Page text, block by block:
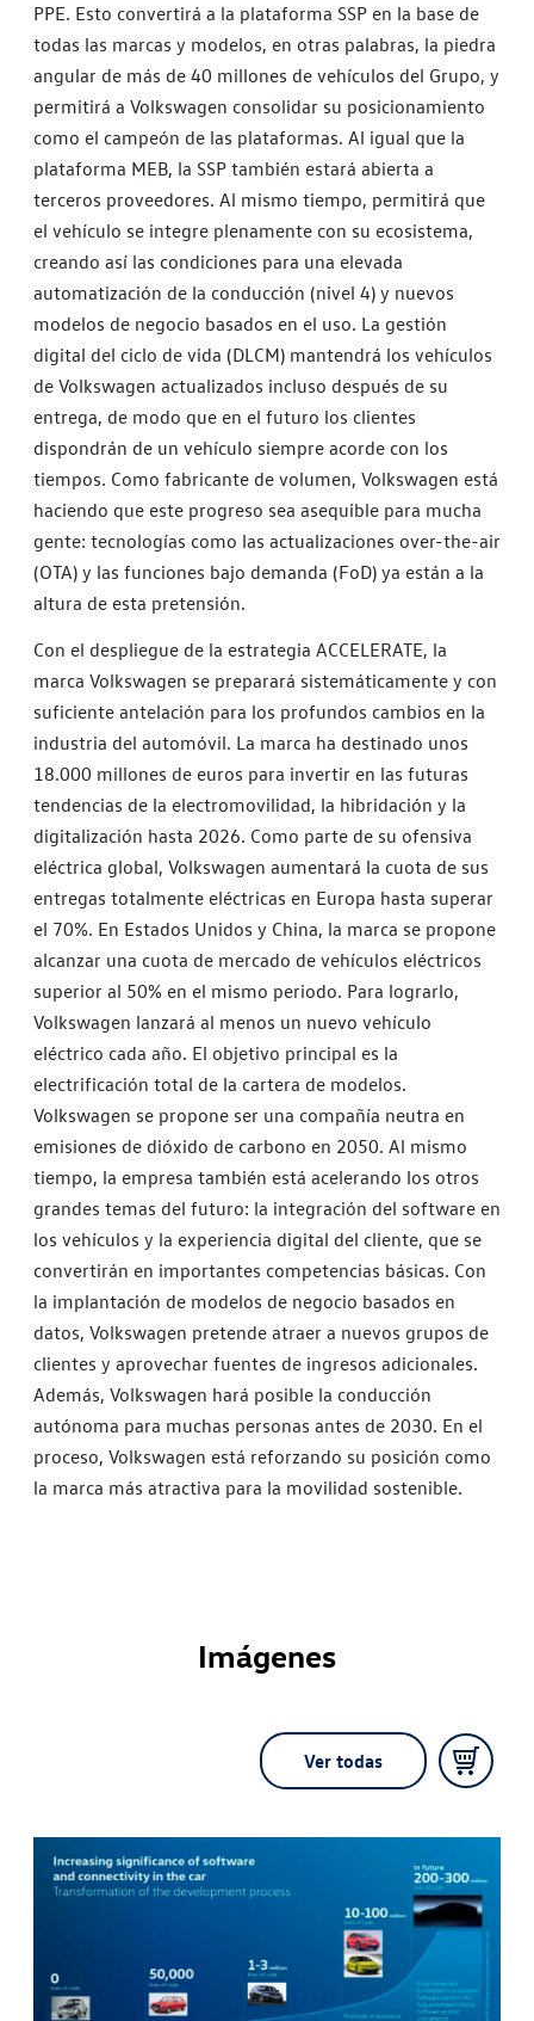
PPE. Esto convertirá a la plataforma SSP en la base de
todas las marcas y modelos, en otras palabras, la piedra
angular de más de 40 millones de vehículos del Grupo, y
permitirá a Volkswagen consolidar su posicionamiento
como el campeón de las plataformas. Al igual que la
plataforma MEB, la SSP también estará abierta a
terceros proveedores. Al mismo tiempo, permitirá que
el vehículo se integre plenamente con su ecosistema,
creando así las condiciones para una elevada
automatización de la conducción (nivel 4) y nuevos
modelos de negocio basados en el uso. La gestión
digital del ciclo de vida (DLCM) mantendrá los vehículos
de Volkswagen actualizados incluso después de su
entrega, de modo que en el futuro los clientes
dispondrán de un vehículo siempre acorde con los
tiempos. Como fabricante de volumen, Volkswagen está
haciendo que este progreso sea asequible para mucha
gente: tecnologías como las actualizaciones over-the-air
(OTA) y las funciones bajo demanda (FoD) ya están a la
altura de esta pretensión.
Con el despliegue de la estrategia ACCELERATE, la
marca Volkswagen se preparará sistemáticamente y con
suficiente antelación para los profundos cambios en la
industria del automóvil. La marca ha destinado unos
18.000 millones de euros para invertir en las futuras
tendencias de la electromovilidad, la hibridación y la
digitalización hasta 2026. Como parte de su ofensiva
eléctrica global, Volkswagen aumentará la cuota de sus
entregas totalmente eléctricas en Europa hasta superar
el 70%. En Estados Unidos y China, la marca se propone
alcanzar una cuota de mercado de vehículos eléctricos
superior al 50% en el mismo periodo. Para lograrlo,
Volkswagen lanzará al menos un nuevo vehículo
eléctrico cada año. El objetivo principal es la
electrificación total de la cartera de modelos.
Volkswagen se propone ser una compañía neutra en
emisiones de dióxido de carbono en 2050. Al mismo
tiempo, la empresa también está acelerando los otros
grandes temas del futuro: la integración del software en
los vehículos y la experiencia digital del cliente, que se
convertirán en importantes competencias básicas. Con
la implantación de modelos de negocio basados en
datos, Volkswagen pretende atraer a nuevos grupos de
clientes y aprovechar fuentes de ingresos adicionales.
Además, Volkswagen hará posible la conducción
autónoma para muchas personas antes de 2030. En el
proceso, Volkswagen está reforzando su posición como
la marca más atractiva para la movilidad sostenible.
Imágenes
Ver todas